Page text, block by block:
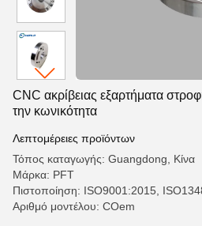
CNC ακρίβειας εξαρτήματα
την κωνικότητα
Λεπτομέρειες προϊόντων
Τόπος καταγωγής: Guangdong, Κίνα
Μάρκα: PFT
Πιστοποίηση: ISO9001:2015,
Αριθμό μοντέλου: COem